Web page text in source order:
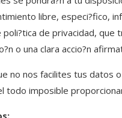
libre, especi?fico,
de privacidad, que
o una clara accio?n
no nos facilites tus datos
todo imposible